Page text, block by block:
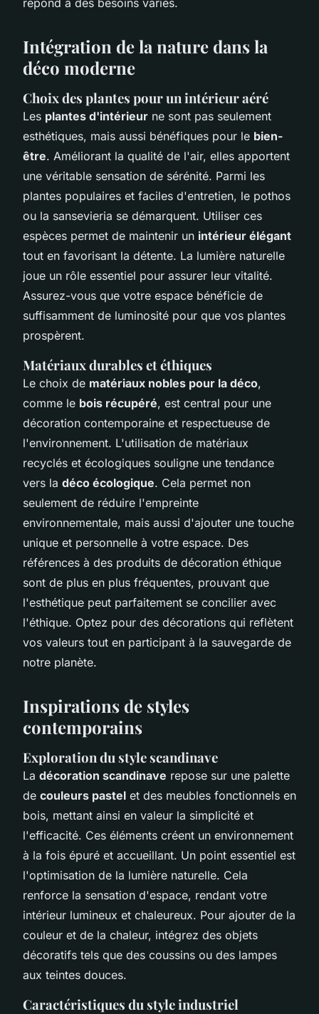
Intégration de la nature dans la
déco moderne
Choix des plantes pour un intérieur aéré
Les plantes d'intérieur ne sont pas seulement
esthétiques, mais aussi bénéfiques pour le bien-
être. Améliorant la qualité de l'air, elles apportent
une véritable sensation de sérénité. Parmi les
plantes populaires et faciles d'entretien, le pothos
ou la sansevieria se démarquent. Utiliser ces
espèces permet de maintenir un intérieur élégant
tout en favorisant la détente. La lumière naturelle
joue un rôle essentiel pour assurer leur vitalité.
Assurez-vous que votre espace bénéficie de
suffisamment de luminosité pour que vos plantes
prospèrent.
Matériaux durables et éthiques
Le choix de matériaux nobles pour la déco,
comme le bois récupéré, est central pour une
décoration contemporaine et respectueuse de
l'environnement. L'utilisation de matériaux
recyclés et écologiques souligne une tendance
vers la déco écologique. Cela permet non
seulement de réduire l'empreinte
environnementale, mais aussi d'ajouter une touche
unique et personnelle à votre espace. Des
références à des produits de décoration éthique
sont de plus en plus fréquentes, prouvant que
l'esthétique peut parfaitement se concilier avec
l'éthique. Optez pour des décorations qui reflètent
vos valeurs tout en participant à la sauvegarde de
notre planète.
Inspirations de styles
contemporains
Exploration du style scandinave
La décoration scandinave repose sur une palette
de couleurs pastel et des meubles fonctionnels en
bois, mettant ainsi en valeur la simplicité et
l'efficacité. Ces éléments créent un environnement
à la fois épuré et accueillant. Un point essentiel est
l'optimisation de la lumière naturelle. Cela
renforce la sensation d'espace, rendant votre
intérieur lumineux et chaleureux. Pour ajouter de la
couleur et de la chaleur, intégrez des objets
décoratifs tels que des coussins ou des lampes
aux teintes douces.
Caractéristiques du style industriel